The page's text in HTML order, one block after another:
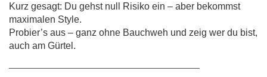
Kurz gesagt: Du gehst null Risiko ein – aber bekommst
maximalen Style.
Probier’s aus – ganz ohne Bauchweh und zeig wer du bist,
auch am Gürtel.